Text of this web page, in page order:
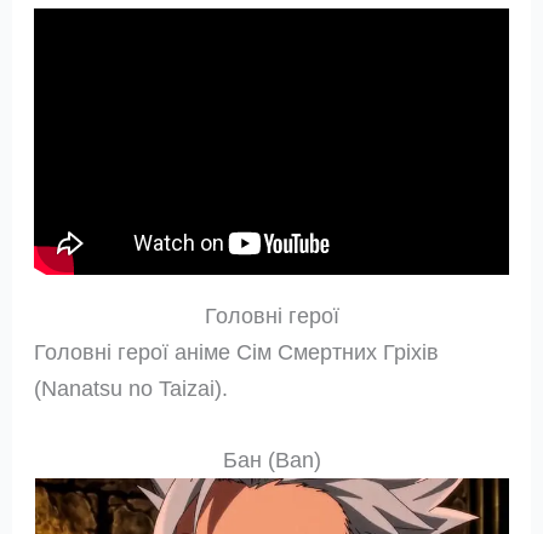
Головні герої
Головні герої аніме Сім Смертних Гріхів
(Nanatsu no Taizai).
Бан (Ban)